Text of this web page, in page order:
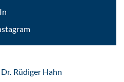
Dr. Rüdiger Hahn: Per E-Mail